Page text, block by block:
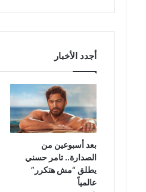
أجدد الأخبار
بعد أسبوعين من
الصدارة.. تامر حسني
يطلق “مش هتكرر”
عالمياً